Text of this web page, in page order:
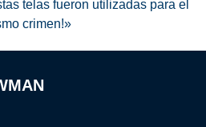
telas fueron utilizadas para el
crimen!»